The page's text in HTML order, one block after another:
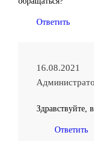
Ответить
16.08.2021
Здравствуйте,
Ответить